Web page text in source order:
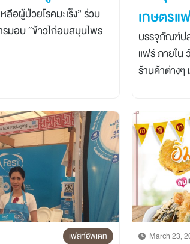
ลือผู้ป่วยโรคมะเร็ง” ร่วม
มอบ “ข้าวไก่อบสมุนไพร
เกษตรแ
บรรจุภัณฑ์ป
แฟร์ ภายใน
ร้านค้าต่าง
เฟสท์อัพเดท March 23,